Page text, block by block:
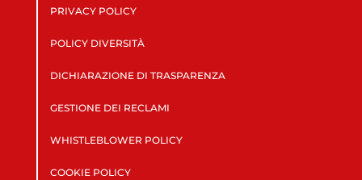
PRIVACY POLICY
POLICY DIVERSITÀ
DICHIARAZIONE DI TRASPARENZA
GESTIONE DEI RECLAMI
WHISTLEBLOWER POLICY
COOKIE POLICY